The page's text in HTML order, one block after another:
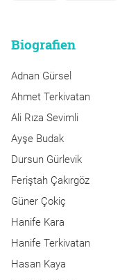
Biografien
Adnan Gürsel
Ahmet Terkivatan
Ali Rıza Sevimli
Ayşe Budak
Dursun Gürlevik
Feriştah Çakırgöz
Güner Çokiç
Hanife Kara
Hanife Terkivatan
Hasan Kaya